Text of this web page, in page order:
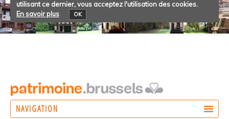
utilisant ce dernier, vous acceptez l'utilisation des cookies.
En savoir plus
OK
NAVIGATION